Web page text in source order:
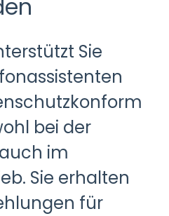
Sie
bei der
im
Sie erhalten
für